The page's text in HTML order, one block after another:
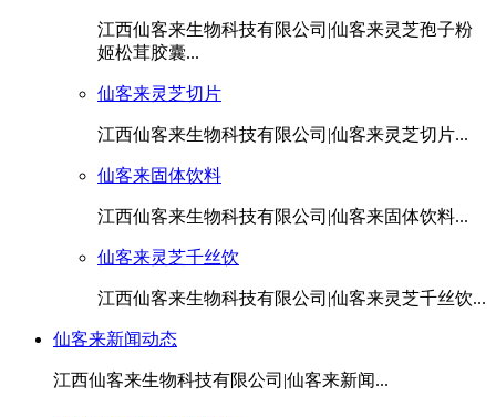
江西仙客来生物科技有限公司|仙客来灵芝孢子粉
姬松茸胶囊...
仙客来灵芝切片
江西仙客来生物科技有限公司|仙客来灵芝切片...
仙客来固体饮料
江西仙客来生物科技有限公司|仙客来固体饮料...
仙客来灵芝千丝饮
江西仙客来生物科技有限公司|仙客来灵芝千丝饮...
仙客来新闻动态
江西仙客来生物科技有限公司|仙客来新闻...